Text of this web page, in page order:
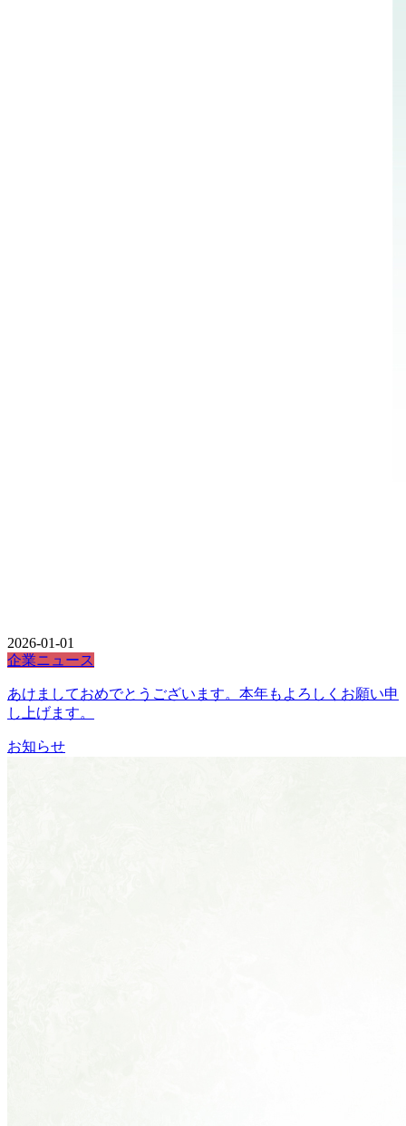
2026-01-01
企業ニュース
あけましておめでとうございます。本年もよろしくお願い申
し上げます。
お知らせ